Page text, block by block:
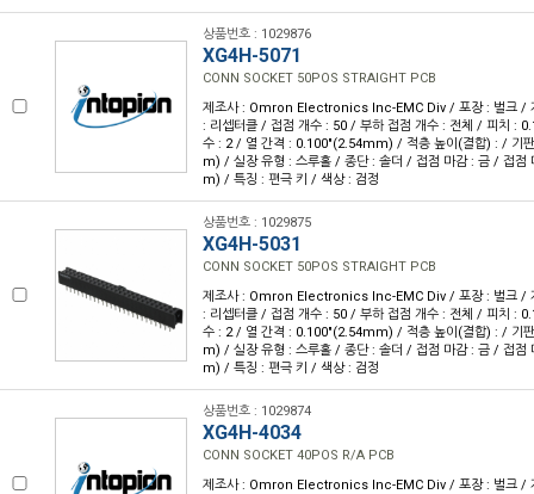
상품번호 : 1029876
XG4H-5071
CONN SOCKET 50POS STRAIGHT PCB
제조사 : Omron Electronics Inc-EMC Div / 포장 : 벌크 /
: 리셉터클 / 접점 개수 : 50 / 부하 접점 개수 : 전체 / 피치 :
수 : 2 / 열 간격 : 0.100"(2.54mm) / 적층 높이(결합) : / 기
m) / 실장 유형 : 스루홀 / 종단 : 솔더 / 접점 마감 : 금 / 접
m) / 특징 : 편극 키 / 색상 : 검정
상품번호 : 1029875
XG4H-5031
CONN SOCKET 50POS STRAIGHT PCB
제조사 : Omron Electronics Inc-EMC Div / 포장 : 벌크 /
: 리셉터클 / 접점 개수 : 50 / 부하 접점 개수 : 전체 / 피치 :
수 : 2 / 열 간격 : 0.100"(2.54mm) / 적층 높이(결합) : / 기
m) / 실장 유형 : 스루홀 / 종단 : 솔더 / 접점 마감 : 금 / 접
m) / 특징 : 편극 키 / 색상 : 검정
상품번호 : 1029874
XG4H-4034
CONN SOCKET 40POS R/A PCB
제조사 : Omron Electronics Inc-EMC Div / 포장 : 벌크 /